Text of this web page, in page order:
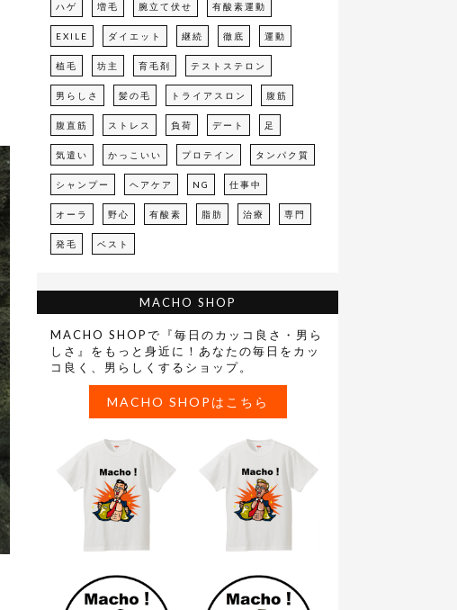
ハゲ 増毛 腕立て伏せ 有酸素運動
EXILE ダイエット 継続 徹底 運動
植毛 坊主 育毛剤 テストステロン
男らしさ 髪の毛 トライアスロン 腹筋
腹直筋 ストレス 負荷 デート 足
気遣い かっこいい プロテイン タンパク質
シャンプー ヘアケア NG 仕事中
オーラ 野心 有酸素 脂肪 治療 専門
発毛 ベスト
MACHO SHOP
MACHO SHOPで『毎日のカッコ良さ・男ら
しさ』をもっと身近に！あなたの毎日をカッ
コ良く、男らしくするショップ。
MACHO SHOPはこちら